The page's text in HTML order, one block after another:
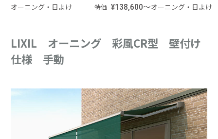
オーニング・日よけ
特価 ¥138,600～オーニング・日よけ
LIXIL オーニング 彩風CR型 壁付け
仕様 手動